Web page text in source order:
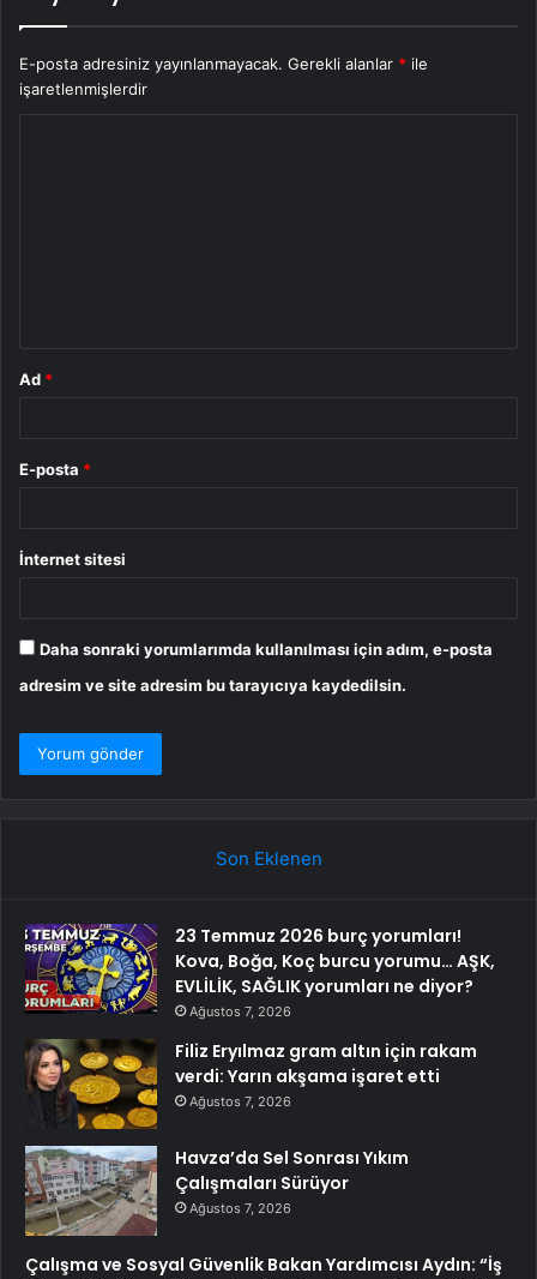
E-posta adresiniz yayınlanmayacak. Gerekli alanlar * ile
işaretlenmişlerdir
Ad *
E-posta *
İnternet sitesi
Daha sonraki yorumlarımda kullanılması için adım, e-posta
adresim ve site adresim bu tarayıcıya kaydedilsin.
Son Eklenen
23 Temmuz 2026 burç yorumları!
Kova, Boğa, Koç burcu yorumu… AŞK,
EVLİLİK, SAĞLIK yorumları ne diyor?
Ağustos 7, 2026
Filiz Eryılmaz gram altın için rakam
verdi: Yarın akşama işaret etti
Ağustos 7, 2026
Havza’da Sel Sonrası Yıkım
Çalışmaları Sürüyor
Ağustos 7, 2026
Çalışma ve Sosyal Güvenlik Bakan Yardımcısı Aydın: “İş